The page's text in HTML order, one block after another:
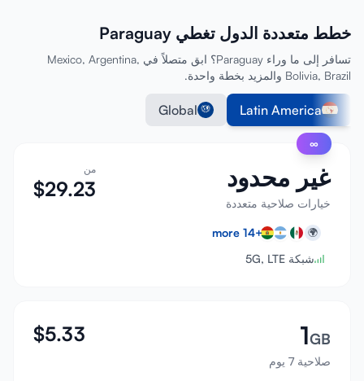
خطط متعددة الدول تغطي Paraguay
تسافر إلى ما وراء Paraguay؟ ابق متصلاً في Mexico, Argentina,
Bolivia, Brazil والمزيد بخطة واحدة.
Latin America
Global
∞
غير محدود
خيارات صلاحية متعددة
من
$29.23
🌍
+
14
شبكة 5G, LTE
1GB
صلاحية 7 يوم
$5.33